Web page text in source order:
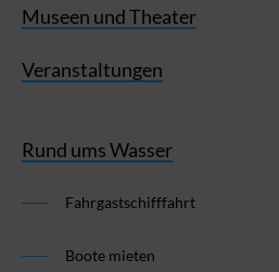
Museen und Theater
Veranstaltungen
Rund ums Wasser
Fahrgastschifffahrt
Boote mieten